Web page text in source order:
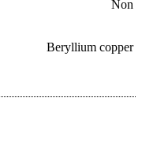
Non
Beryllium copper